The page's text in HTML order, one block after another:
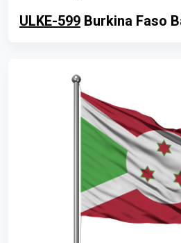
ULKE-599 Burkina Faso